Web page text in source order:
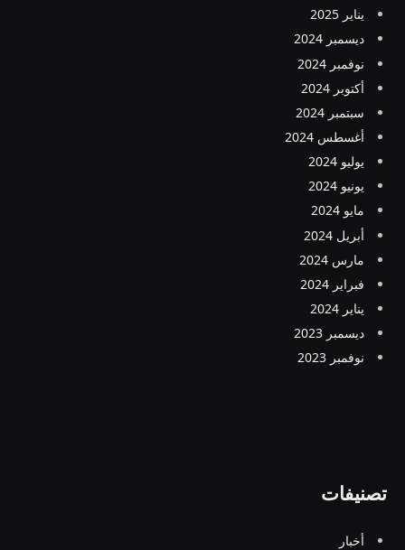
يناير 2025
ديسمبر 2024
نوفمبر 2024
أكتوبر 2024
سبتمبر 2024
أغسطس 2024
يوليو 2024
يونيو 2024
مايو 2024
أبريل 2024
مارس 2024
فبراير 2024
يناير 2024
ديسمبر 2023
نوفمبر 2023
تصنيفات
أخبار